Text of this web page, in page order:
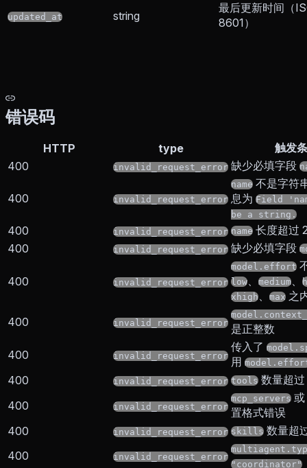
updated_at string
最后更新时间（
8601）
错误码
HTTP type
触发
400
invalid_request_error 缺少必填字段
400 invalid_request_error
name 不是字符
息为 Field
be a string.
400 invalid_request_error name 长度超过
400
invalid_request_error 缺少必填字段
400 invalid_request_error
model.effort
low、 medium、
xhigh、 max 之
400
invalid_request_error 是正整数
400
invalid_request_error
传入了
用
400 invalid_request_error tools 数量超
400
invalid_request_error
mcp_servers 或
置格式错误
400
invalid_request_error skills 数量超
400
invalid_request_error
"coordinator"